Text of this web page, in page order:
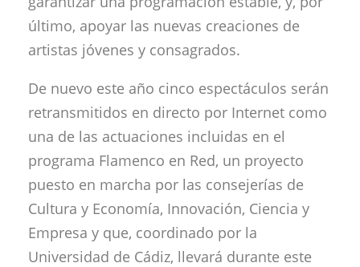
último, apoyar las nuevas creaciones de
artistas jóvenes y consagrados.
De nuevo este año cinco espectáculos serán
retransmitidos en directo por Internet como
una de las actuaciones incluidas en el
programa Flamenco en Red, un proyecto
puesto en marcha por las consejerías de
Cultura y Economía, Innovación, Ciencia y
Empresa y que, coordinado por la
Universidad de Cádiz, llevará durante este